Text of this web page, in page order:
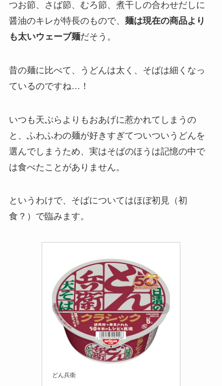
つお節、さば節、むろ節、煮干しの合わせだしに
醤油のキレが特長のもので、 麺は現在の商品より
も太いウェーブ麺だそう。
昔の麺に比べて、うどんは太く、そばは細くなっ
ているのですね…！
いつも天ぷらよりもおあげに惹かれてしまうの
と、ふわふわの麺が好きすぎてついついうどんを
選んでしまうため、実はそばのほうは記憶の中で
は食べたことがありません。
というわけで、そばについてはほぼ初見（初
食？）で臨みます。
どん兵衛